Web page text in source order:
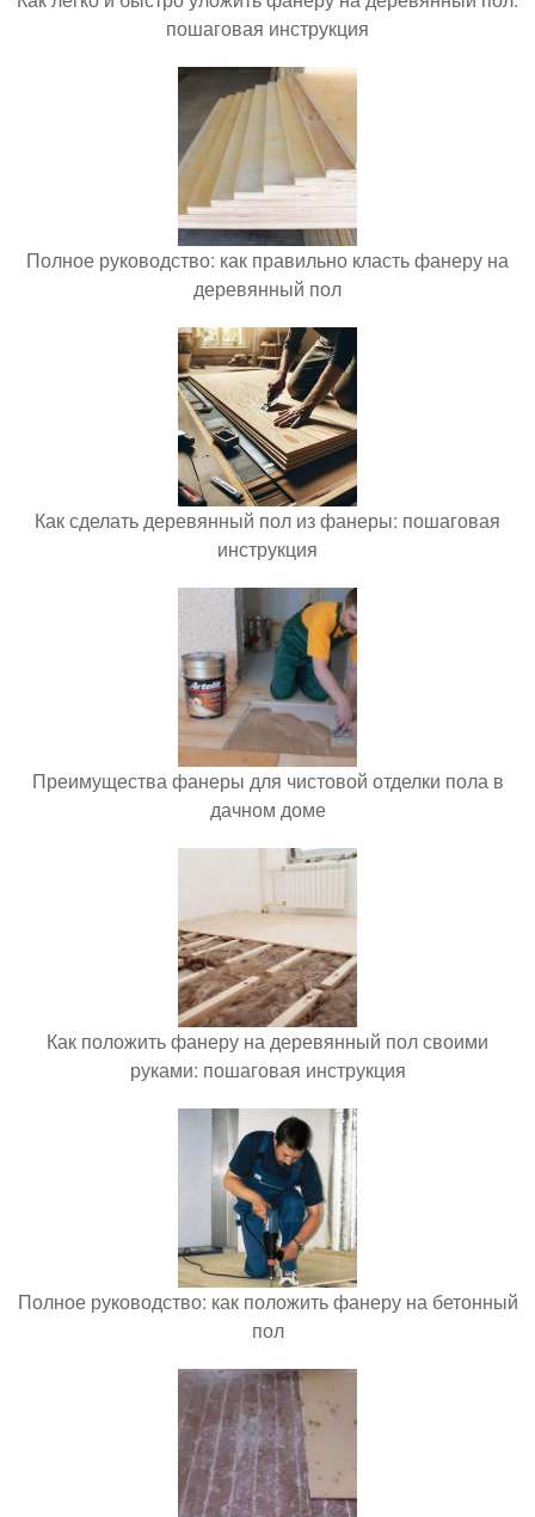
пошаговая инструкция
Полное руководство: как правильно класть фанеру на
деревянный пол
Как сделать деревянный пол из фанеры: пошаговая
инструкция
Преимущества фанеры для чистовой отделки пола в
дачном доме
Как положить фанеру на деревянный пол своими
руками: пошаговая инструкция
Полное руководство: как положить фанеру на бетонный
пол